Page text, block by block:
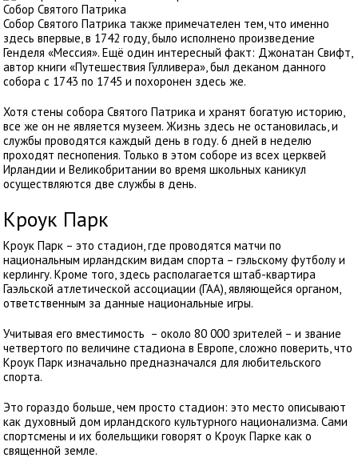
Собор Святого Патрика
Собор Святого Патрика также примечателен тем, что именно
здесь впервые, в 1742 году, было исполнено произведение
Генделя «Мессия». Ещё один интересный факт: Джонатан Свифт,
автор книги «Путешествия Гулливера», был деканом данного
собора с 1743 по 1745 и похоронен здесь же.
Хотя стены собора Святого Патрика и хранят богатую историю,
все же он не является музеем. Жизнь здесь не остановилась, и
службы проводятся каждый день в году. 6 дней в неделю
проходят песнопения. Только в этом соборе из всех церквей
Ирландии и Великобритании во время школьных каникул
осуществляются две службы в день.
Кроук Парк
Кроук Парк – это стадион, где проводятся матчи по
национальным ирландским видам спорта – гэльскому футболу и
керлингу. Кроме того, здесь располагается штаб-квартира
Гаэльской атлетической ассоциации (ГАА), являющейся органом,
ответственным за данные национальные игры.
Учитывая его вместимость – около 80 000 зрителей – и звание
четвертого по величине стадиона в Европе, сложно поверить, что
Кроук Парк изначально предназначался для любительского
спорта.
Это гораздо больше, чем просто стадион: это место описывают
как духовный дом ирландского культурного национализма. Сами
спортсмены и их болельщики говорят о Кроук Парке как о
священной земле.